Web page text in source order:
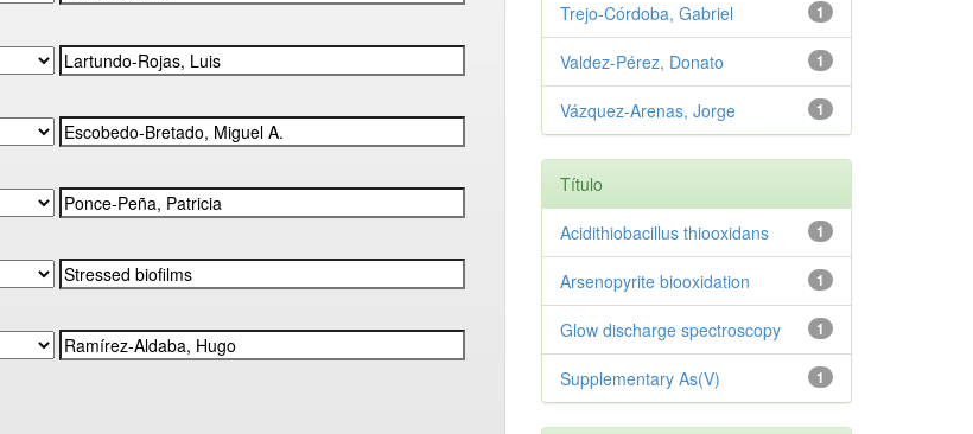
1
Trejo‑Córdoba, Gabriel
1
Valdez‑Pérez, Donato
1
Vázquez‑Arenas, Jorge
Título
1
Acidithiobacillus thiooxidans
1
Arsenopyrite biooxidation
1
Glow discharge spectroscopy
1
Supplementary As(V)